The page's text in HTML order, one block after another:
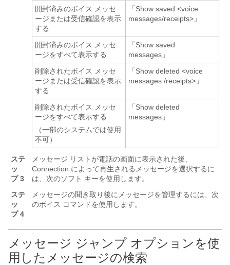
開封済みのボイス メッセ
ージまたは受信確認を表示
する
「Show saved <voice
messages/receipts>」
開封済みのボイス メッセ
ージをすべて表示する
「Show saved
messages」
削除されたボイス メッセ
ージまたは受信確認を表示
する
「Show deleted <voice
messages /receipts>」
削除されたボイス メッセ
ージをすべて表示する
（一部のシステムでは使用
不可）
「Show deleted
messages」
ステ
ッ
プ 3
メッセージ リストが電話の画面に表示された後、
Connection によって再生されるメッセージを選択するに
は、次のソフト キーを使用します。
ステ
ッ
プ 4
メッセージの聞き取り後にメッセージを管理するには、次
のボイス コマンドを使用します。
メッセージ ジャンプ オプションを使
用したメッセージの検索